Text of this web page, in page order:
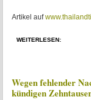
Artikel auf
WEITERLESEN:
Wegen fehlender
kündigen